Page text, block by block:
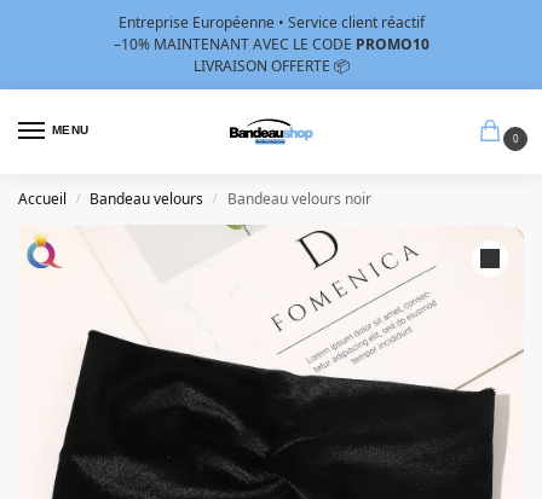
Entreprise Européenne • Service client réactif
–10% MAINTENANT AVEC LE CODE PROMO10
LIVRAISON OFFERTE 📦
MENU
0
Accueil / Bandeau velours / Bandeau velours noir